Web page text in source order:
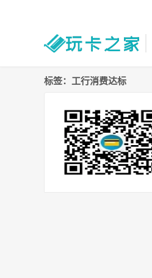
标签：工行消费达标